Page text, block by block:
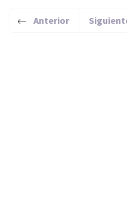
Anterior